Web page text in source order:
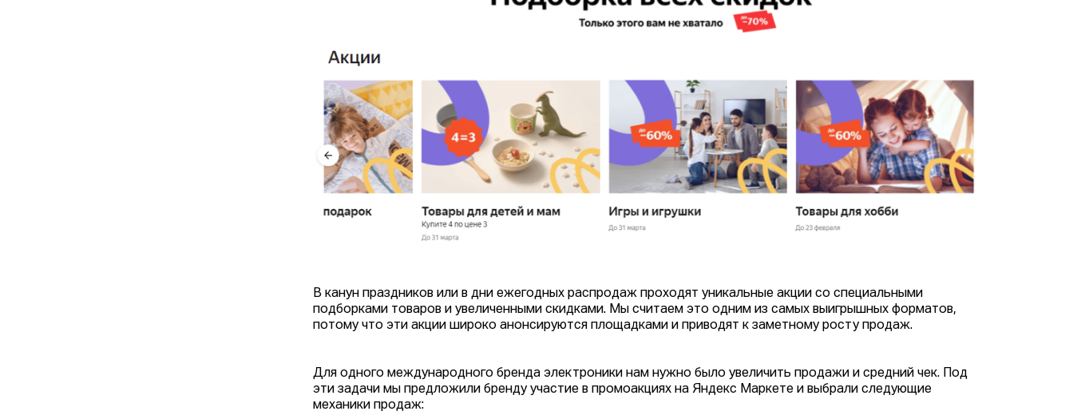
В канун праздников или в дни ежегодных распродаж проходят уникальные акции со специальными
подборками товаров и увеличенными скидками. Мы считаем это одним из самых выигрышных форматов,
потому что эти акции широко анонсируются площадками и приводят к заметному росту продаж.
Для одного международного бренда электроники нам нужно было увеличить продажи и средний чек. Под
эти задачи мы предложили бренду участие в промоакциях на Яндекс Маркете и выбрали следующие
механики продаж: